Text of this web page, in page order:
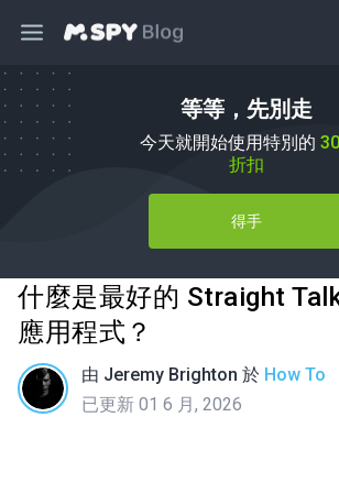
等等，先別走
今天就開始使用特別的
折扣
得手
什麼是最好的 Straight
應用程式？
由 Jeremy Brighton 於 How To
已更新 01 6 月, 2026